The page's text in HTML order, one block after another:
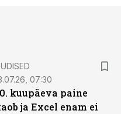
07:30
kuupäeva paine
ja Excel enam ei